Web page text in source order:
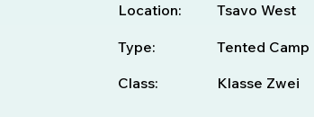
Location: Tsavo West
Type: Tented Camp
Class: Klasse Zwei